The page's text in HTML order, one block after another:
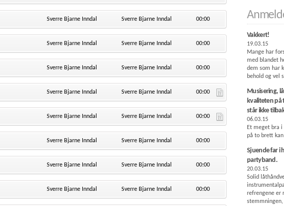
Sverre Bjarne Inndal Sverre Bjarne Inndal 00:00
Sverre Bjarne Inndal Sverre Bjarne Inndal 00:00
Sverre Bjarne Inndal Sverre Bjarne Inndal 00:00
Sverre Bjarne Inndal Sverre Bjarne Inndal 00:00
Sverre Bjarne Inndal Sverre Bjarne Inndal 00:00
Sverre Bjarne Inndal Sverre Bjarne Inndal 00:00
Sverre Bjarne Inndal Sverre Bjarne Inndal 00:00
Sverre Bjarne Inndal Sverre Bjarne Inndal 00:00
Vakkert!
19.03.15
Mange har
med blandet
dem som har
behold og vel
Musisering,
kvaliteten på
står ikke
06.03.15
Et meget bra
på to brett
Sjuende far i
partyband.
20.03.15
Solid
refrengene er